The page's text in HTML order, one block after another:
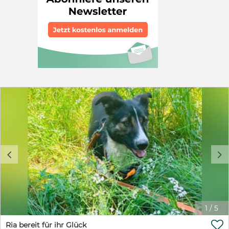
sondern auch eine treue Seele, die sich eng an ihre
Menschen binden wird. Mit der richtigen Führung und
viel Liebe wird sie sich zu einer wunderbaren
Familienhündin entwickeln. Jetzt fehlt ihr nur noch
eines zu ihrem Glück: ein Zuhause, in dem sie
ankommen darf und geliebt wird. Wer schenkt dieser
besonderen Hündin ein Für-immer-Zuhause? Fast alle
Trotzdem sollte man bedenken, dass alle Hunde im
neuen Zuhause erzogen und in den Familienalltag
eingefügt werden müssen. Wenn Sie der schwarzen
Schönheit Pepita ein Zuhause geben möchten, rufen
Sie bitte eine unserer Telefonnummern an: +491520
8560989 +49178 6658727 In einem persönlichen
Gespräch können wir Fragen beantworten und unsere
Vermittlungskriterien besprechen. Unsere Hunde
werden vorzugsweise im Umkreis von 80 km um
Tholey vermittelt. https://www.tieroase-thoma.de/
1 / 5
c d
Ria bereit für ihr Glück 